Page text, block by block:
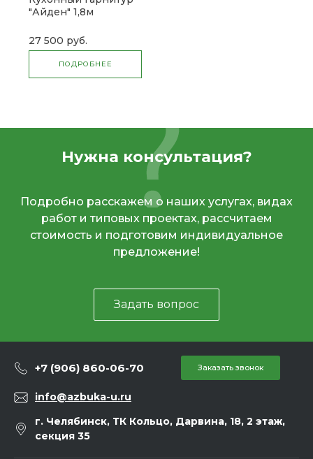
"Айден" 1,8м
27 500 руб.
ПОДРОБНЕЕ
Нужна консультация?
Подробно расскажем о наших услугах, видах
работ и типовых проектах, рассчитаем
стоимость и подготовим индивидуальное
предложение!
Задать вопрос
+7 (906) 860-06-70 Заказать звонок
info@azbuka-u.ru
г. Челябинск, ТК Кольцо, Дарвина, 18, 2 этаж,
секция 35